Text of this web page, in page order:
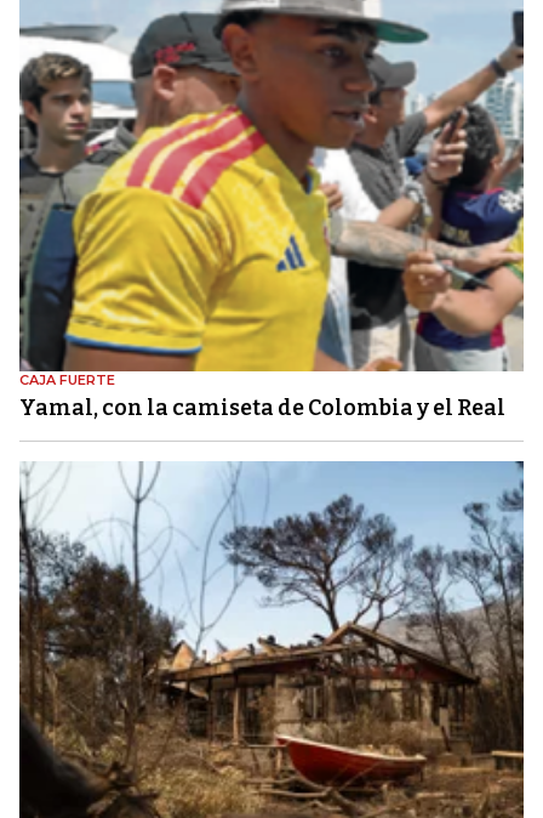
CAJA FUERTE
Yamal, con la camiseta de Colombia y el Real